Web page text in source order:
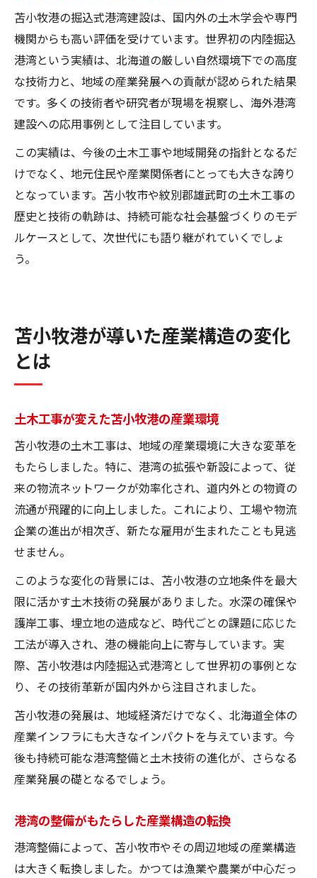
苫小牧港の掘込式港湾建設は、国内外の土木学会や専門
機関からも高い評価を受けています。世界初の内陸掘込
港湾という実績は、北海道の厳しい自然環境下での高度
な技術力と、地域の産業発展への貢献が認められた結果
です。多くの技術者や研究者が現場を視察し、海外港湾
建設への応用事例として注目しています。
この実績は、今後の土木工事や地域開発の指針となるだ
けでなく、地元住民や産業関係者にとっても大きな誇り
となっています。苫小牧市や紋別郡雄武町の土木工事の
歴史と技術の軌跡は、持続可能な社会基盤づくりのモデ
ルケースとして、次世代にも語り継がれていくでしょ
う。
苫小牧港が導いた産業構造の変化
とは
土木工事が変えた苫小牧港の産業環境
苫小牧港の土木工事は、地域の産業環境に大きな変革を
もたらしました。特に、港湾の拡張や新設によって、従
来の物流ネットワークが効率化され、道内外との物資の
流通が飛躍的に向上しました。これにより、工場や物流
企業の進出が相次ぎ、新たな雇用が生まれたことも見逃
せません。
このような変化の背景には、苫小牧港の立地条件を最大
限に活かす土木技術の発展がありました。水深の確保や
護岸工事、埋立地の造成など、時代ごとの課題に応じた
工法が導入され、港の機能向上に寄与しています。実
際、苫小牧港は内陸掘込式港湾として世界初の事例とな
り、その技術革新が国内外から注目されました。
苫小牧港の発展は、地域経済だけでなく、北海道全体の
産業インフラにも大きなインパクトを与えています。今
後も持続可能な港湾整備と土木技術の進化が、さらなる
産業発展の礎となるでしょう。
港湾の整備がもたらした産業構造の転換
港湾整備によって、苫小牧市やその周辺地域の産業構造
は大きく転換しました。かつては漁業や農業が中心だっ